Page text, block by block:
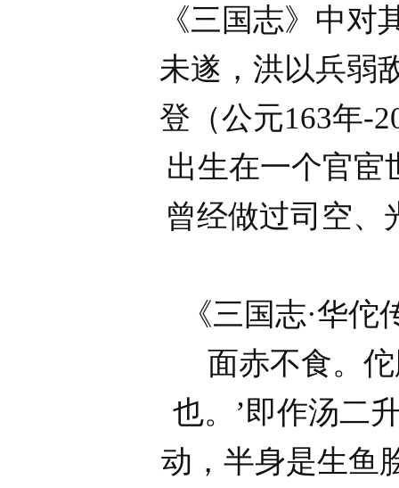
《三国志》中
未遂，洪以兵弱
登（公元163年-
出生在一个官宦
曾经做过司空、
《三国志·华佗
面赤不食。
也。’即作汤二
动，半身是生鱼